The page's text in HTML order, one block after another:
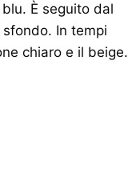
È seguito dal
In tempi
chiaro e il beige.